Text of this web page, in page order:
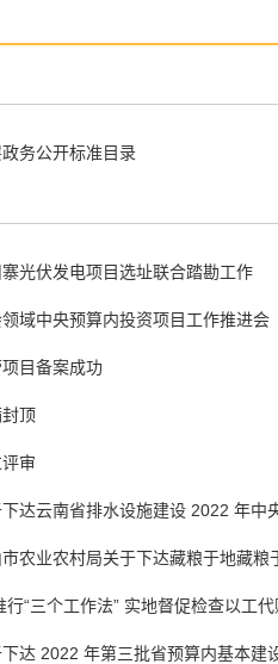
务公开标准目录
光伏发电项目选址联合踏勘工作
域中央预算内投资项目工作推进会
目备案成功
顶
审
达云南省排水设施建设 2022 年中
农业农村局关于下达藏粮于地藏粮
行“三个工作法” 实地督促检查以工
达 2022 年第三批省预算内基本建